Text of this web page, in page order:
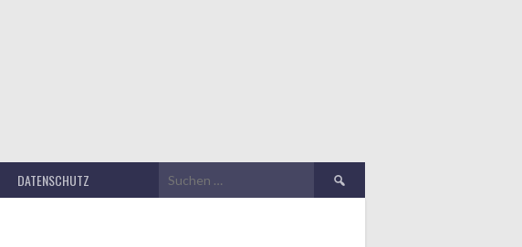
DATENSCHUTZ
Suchen
nach: